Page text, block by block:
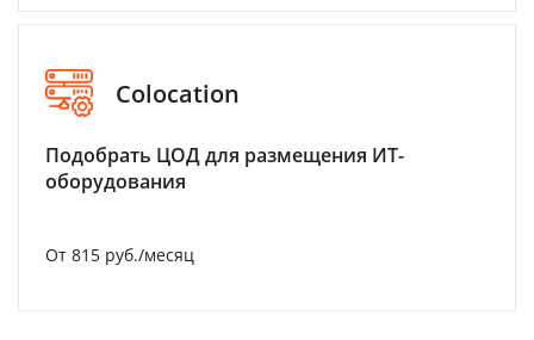
Colocation
Подобрать ЦОД для размещения ИТ-
оборудования
От 815 руб./месяц